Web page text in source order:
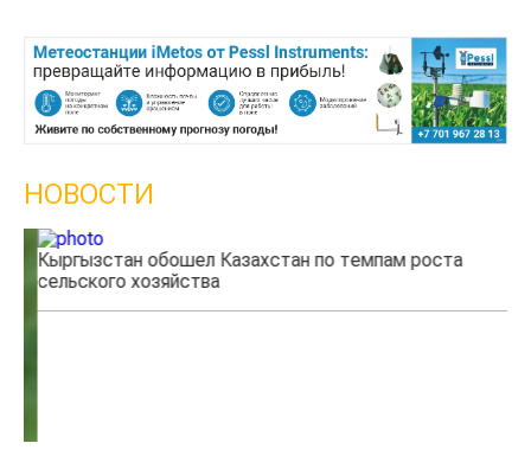
НОВОСТИ
Кыргызстан обошел Казахстан по темпам роста
сельского хозяйства